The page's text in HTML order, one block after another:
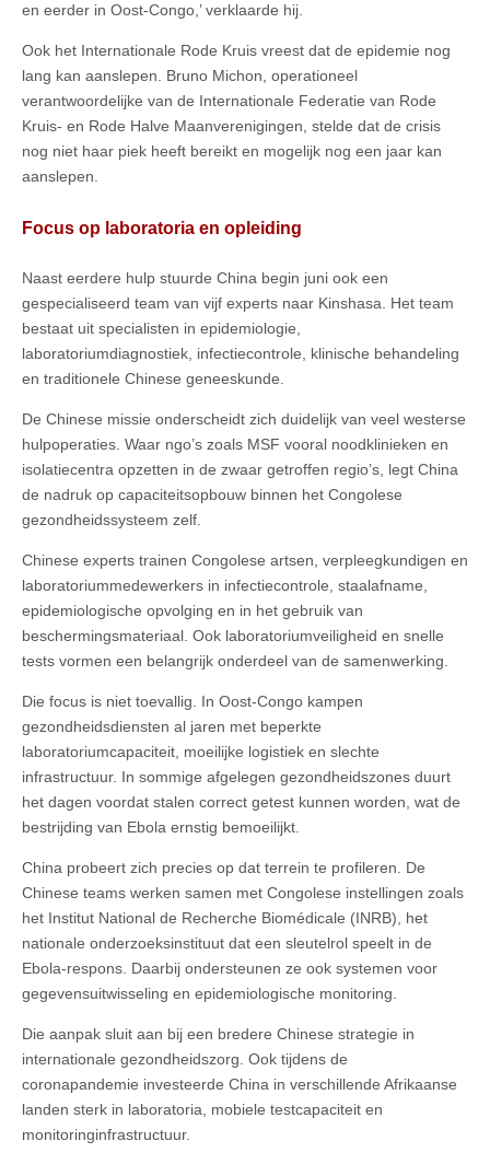
en eerder in Oost-Congo,’ verklaarde hij.
Ook het Internationale Rode Kruis vreest dat de epidemie nog
lang kan aanslepen. Bruno Michon, operationeel
verantwoordelijke van de Internationale Federatie van Rode
Kruis- en Rode Halve Maanverenigingen, stelde dat de crisis
nog niet haar piek heeft bereikt en mogelijk nog een jaar kan
aanslepen.
Focus op laboratoria en opleiding
Naast eerdere hulp stuurde China begin juni ook een
gespecialiseerd team van vijf experts naar Kinshasa. Het team
bestaat uit specialisten in epidemiologie,
laboratoriumdiagnostiek, infectiecontrole, klinische behandeling
en traditionele Chinese geneeskunde.
De Chinese missie onderscheidt zich duidelijk van veel westerse
hulpoperaties. Waar ngo’s zoals MSF vooral noodklinieken en
isolatiecentra opzetten in de zwaar getroffen regio’s, legt China
de nadruk op capaciteitsopbouw binnen het Congolese
gezondheidssysteem zelf.
Chinese experts trainen Congolese artsen, verpleegkundigen en
laboratoriummedewerkers in infectiecontrole, staalafname,
epidemiologische opvolging en in het gebruik van
beschermingsmateriaal. Ook laboratoriumveiligheid en snelle
tests vormen een belangrijk onderdeel van de samenwerking.
Die focus is niet toevallig. In Oost-Congo kampen
gezondheidsdiensten al jaren met beperkte
laboratoriumcapaciteit, moeilijke logistiek en slechte
infrastructuur. In sommige afgelegen gezondheidszones duurt
het dagen voordat stalen correct getest kunnen worden, wat de
bestrijding van Ebola ernstig bemoeilijkt.
China probeert zich precies op dat terrein te profileren. De
Chinese teams werken samen met Congolese instellingen zoals
het Institut National de Recherche Biomédicale (INRB), het
nationale onderzoeksinstituut dat een sleutelrol speelt in de
Ebola-respons. Daarbij ondersteunen ze ook systemen voor
gegevensuitwisseling en epidemiologische monitoring.
Die aanpak sluit aan bij een bredere Chinese strategie in
internationale gezondheidszorg. Ook tijdens de
coronapandemie investeerde China in verschillende Afrikaanse
landen sterk in laboratoria, mobiele testcapaciteit en
monitoringinfrastructuur.